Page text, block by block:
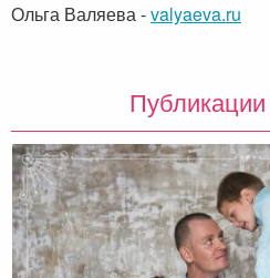
Ольга Валяева-valyaeva.ru